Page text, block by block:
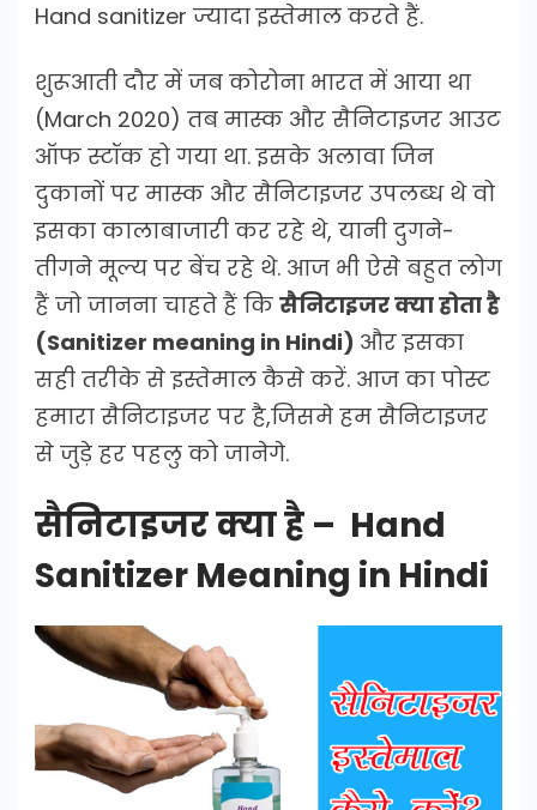
Hand sanitizer ज्यादा इस्तेमाल करते हैं.
शुरूआती दौर में जब कोरोना भारत में आया था
(March 2020) तब मास्क और सैनिटाइजर आउट
ऑफ स्टॉक हो गया था. इसके अलावा जिन
दुकानों पर मास्क और सैनिटाइजर उपलब्ध थे वो
इसका कालाबाजारी कर रहे थे, यानी दुगने-
तीगने मूल्य पर बेंच रहे थे. आज भी ऐसे बहुत लोग
हैं जो जानना चाहते हैं कि सैनिटाइजर क्या होता है
(Sanitizer meaning in Hindi) और इसका
सही तरीके से इस्तेमाल कैसे करें. आज का पोस्ट
हमारा सैनिटाइजर पर है,जिसमे हम सैनिटाइजर
से जुड़े हर पहलु को जानेगे.
सैनिटाइजर क्या है – Hand
Sanitizer Meaning in Hindi